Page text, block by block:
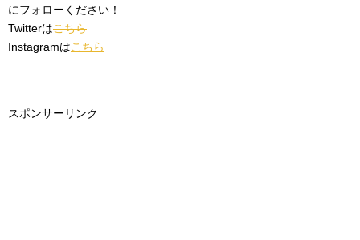
にフォローください！
Twitterはこちら
Instagramはこちら
スポンサーリンク